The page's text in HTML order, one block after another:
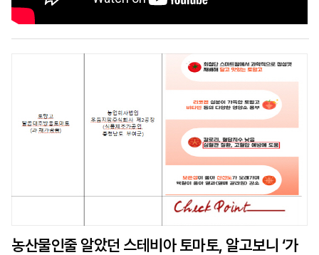
농산물인줄 알았던 스테비아 토마토, 알고보니 ‘가